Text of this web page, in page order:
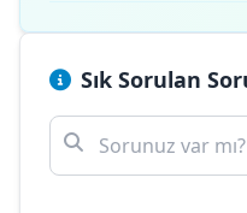
Sık Sorulan